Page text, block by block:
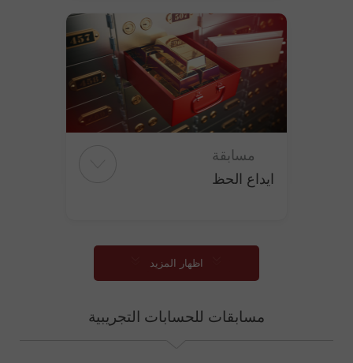
مسابقة
ايداع الحظ
اظهار المزيد
مسابقات للحسابات التجريبية